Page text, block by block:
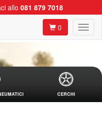
allo 081 879 7018
0
CERCHI